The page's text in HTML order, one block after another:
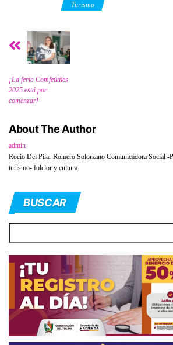
Turismo
¡La feria Comfeútiles
2025 está por
comenzar!
About The Author
admin
Rocio Del Pilar Romero Solorzano Comunicadora Social -
turismo- folclor y cultura.
BUSCAR